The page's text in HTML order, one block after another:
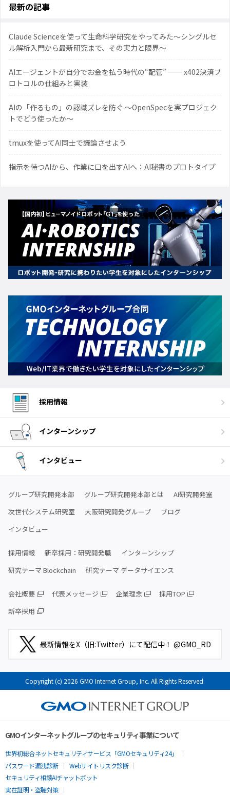
最新の記事
Claude Scienceを使って生命科学研究をやってみた〜シングルセ
ル解析入門から最新研究まで、その実力と限界〜
AIエージェントが自分でお金を払う時代の“配管” ── x402決済プ
ロトコルの仕組みと実装
AIの「作るもの」の認識ズレを防ぐ 〜OpenSpecを実プロジェク
トでどう使ったか〜
tmuxを使ってAI同士で議論させよう
指示を待つAIから、作業に口を出すAIへ：AI秘書のプロトタイプ
採用情報
インターンシップ
インタビュー
グループ研究開発本部 グループ研究開発本部とは
AI研究開発室
次世代システム研究室
大阪研究開発グループ
ブログ
インタビュー
採用情報 新卒採用：研究開発職
インターンシップ
研究テーマ Blockchain
研究テーマ データサイエンス
会社概要 代表メッセージ 企業理念
採用TOP
新卒採用
最新情報をX（旧:Twitter）にて配信中！ @GMO_RD
Copyright (c) 2026 GMO Internet Group, Inc. All Rights Reserved.
GMOインターネットグループのセキュリティ事業について
世界初総合ネットセキュリティサービス「GMOセキュリティ24」
パスワード漏洩診断
Webサイトリスク診断
セキュリティ相談AIチャットボット
実在証明・盗聴対策